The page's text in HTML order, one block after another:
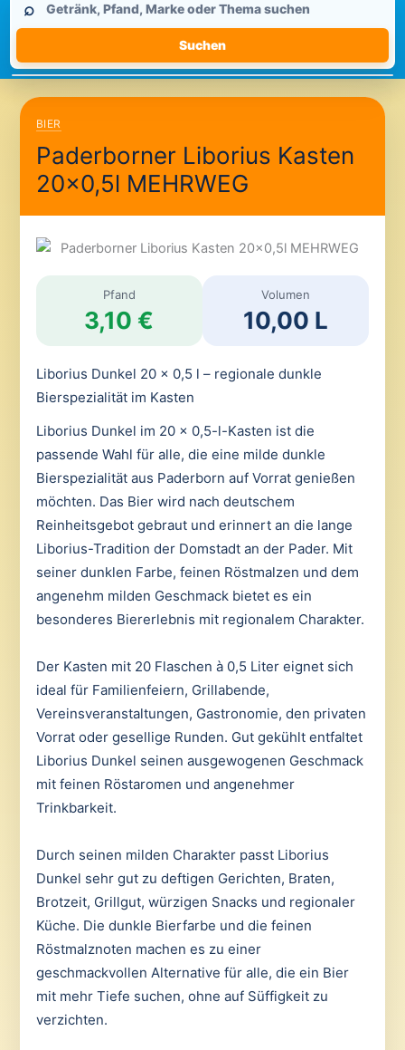
durchsuchen
⌕
Suchen
BIER
Paderborner Liborius Kasten
20×0,5l MEHRWEG
Pfand
3,10 €
Volumen
10,00 L
Liborius Dunkel 20 x 0,5 l – regionale dunkle
Bierspezialität im Kasten
Liborius Dunkel im 20 x 0,5-l-Kasten ist die
passende Wahl für alle, die eine milde dunkle
Bierspezialität aus Paderborn auf Vorrat genießen
möchten. Das Bier wird nach deutschem
Reinheitsgebot gebraut und erinnert an die lange
Liborius-Tradition der Domstadt an der Pader. Mit
seiner dunklen Farbe, feinen Röstmalzen und dem
angenehm milden Geschmack bietet es ein
besonderes Biererlebnis mit regionalem Charakter.
Der Kasten mit 20 Flaschen à 0,5 Liter eignet sich
ideal für Familienfeiern, Grillabende,
Vereinsveranstaltungen, Gastronomie, den privaten
Vorrat oder gesellige Runden. Gut gekühlt entfaltet
Liborius Dunkel seinen ausgewogenen Geschmack
mit feinen Röstaromen und angenehmer
Trinkbarkeit.
Durch seinen milden Charakter passt Liborius
Dunkel sehr gut zu deftigen Gerichten, Braten,
Brotzeit, Grillgut, würzigen Snacks und regionaler
Küche. Die dunkle Bierfarbe und die feinen
Röstmalznoten machen es zu einer
geschmackvollen Alternative für alle, die ein Bier
mit mehr Tiefe suchen, ohne auf Süffigkeit zu
verzichten.